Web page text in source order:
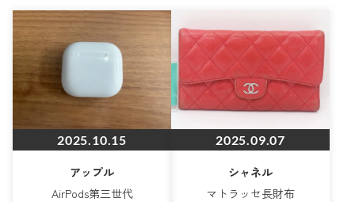
2025.10.15
アップル
AirPods第三世代
2025.09.07
シャネル
マトラッセ長財布